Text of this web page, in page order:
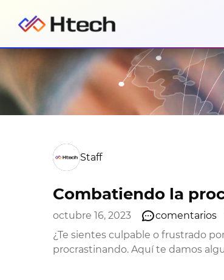
Staff
Combatiendo la
octubre 16, 2023 comentarios
¿Te sientes culpable o frustrado
procrastinando. Aquí te damos